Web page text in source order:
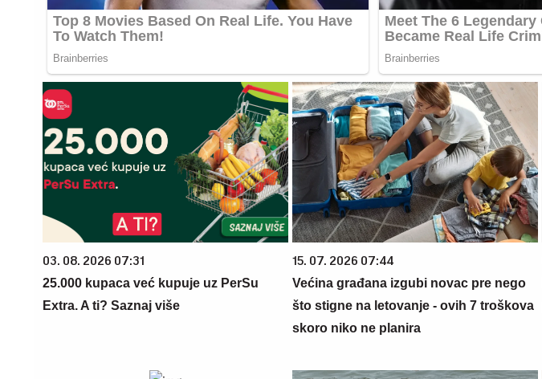
03. 08. 2026 07:31
25.000 kupaca već kupuje uz PerSu
Extra. A ti? Saznaj više
15. 07. 2026 07:44
Većina građana izgubi novac pre nego
što stigne na letovanje - ovih 7 troškova
skoro niko ne planira